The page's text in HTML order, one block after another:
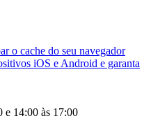
o cache do seu navegador
iOS e Android e garanta
e 14:00 às 17:00